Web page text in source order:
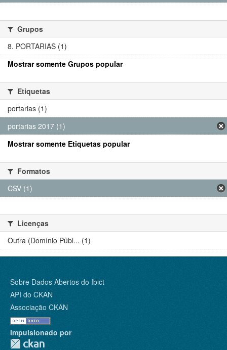
Grupos
8. PORTARIAS (1)
Mostrar somente Grupos popular
Etiquetas
portarias (1)
portarias 2017 (1)
Mostrar somente Etiquetas popular
Formatos
CSV (1)
Licenças
Outra (Domínio Públ... (1)
Sobre Dados Abertos do Ibict
API do CKAN
Associação CKAN
Impulsionado por